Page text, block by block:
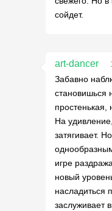
сойдет.
art-dancer
Забавно
становишься
простенькая,
На
затягивает.
игре
новый
насладиться
заслуживает